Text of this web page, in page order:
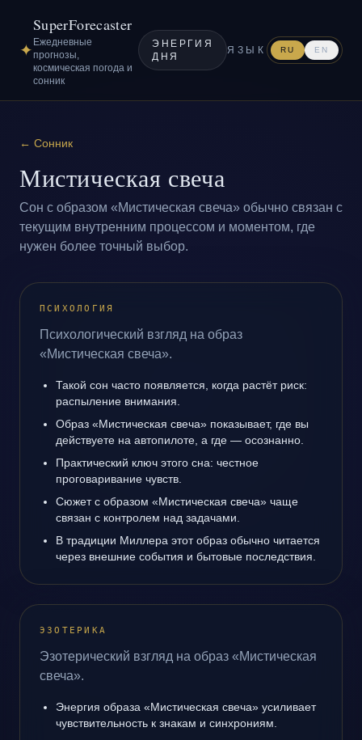
✦
SuperForecaster
Ежедневные
прогнозы,
космическая погода и
сонник
ЭНЕРГИЯ
ДНЯ
ЯЗЫК RU EN
← Сонник
Мистическая свеча
Сон с образом «Мистическая свеча» обычно связан с
текущим внутренним процессом и моментом, где
нужен более точный выбор.
ПСИХОЛОГИЯ
Психологический взгляд на образ
«Мистическая свеча».
Такой сон часто появляется, когда растёт риск:
распыление внимания.
Образ «Мистическая свеча» показывает, где вы
действуете на автопилоте, а где — осознанно.
Практический ключ этого сна: честное
проговаривание чувств.
Сюжет с образом «Мистическая свеча» чаще
связан с контролем над задачами.
В традиции Миллера этот образ обычно читается
через внешние события и бытовые последствия.
ЭЗОТЕРИКА
Эзотерический взгляд на образ «Мистическая
свеча».
Энергия образа «Мистическая свеча» усиливает
чувствительность к знакам и синхрониям.